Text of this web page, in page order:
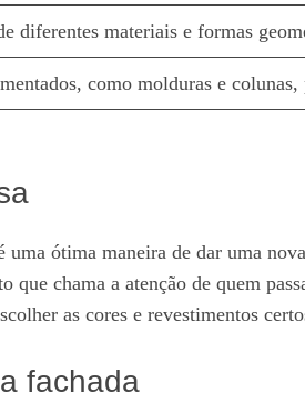
diferentes materiais e formas
como molduras e
uma ótima maneira de dar uma
que chama a atenção de quem
as cores e revestimentos
fachada